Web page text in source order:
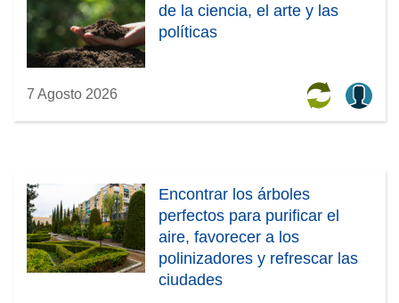
de la ciencia, el arte y las
políticas
7 Agosto 2026
Encontrar los árboles
perfectos para purificar el
aire, favorecer a los
polinizadores y refrescar las
ciudades